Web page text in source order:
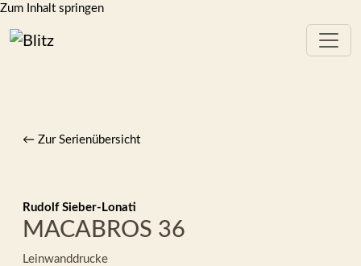
Zum Inhalt springen
← Zur Serienübersicht
Rudolf Sieber-Lonati
MACABROS 36
Leinwanddrucke